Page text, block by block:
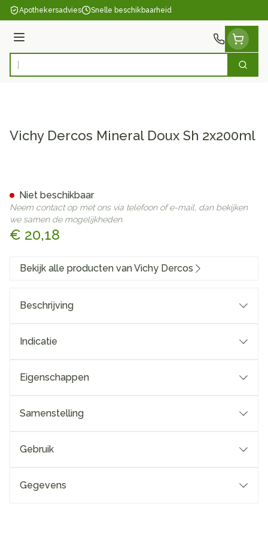
Ga naar de inhoud
Apothekersadvies Snelle beschikbaarheid
Menu
Product, merk, categorie... Zoek
Vichy Dercos Mineral Doux Sh 2x200ml
€ 20,18
Niet beschikbaar
Neem contact op met ons via telefoon of e-mail, dan bekijken
we samen de mogelijkheden.
Bekijk alle producten van Vichy Dercos
Beschrijving
Indicatie
Eigenschappen
Samenstelling
Gebruik
Gegevens